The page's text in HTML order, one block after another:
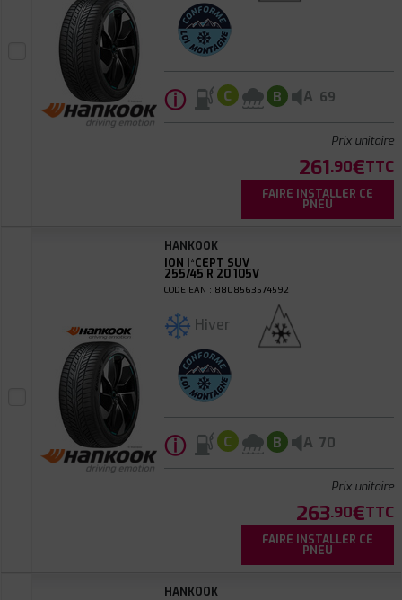
ⓘ C B A 69
Prix unitaire
261.90€TTC
FAIRE INSTALLER CE
PNEU
HANKOOK
ION I*CEPT SUV
255/45 R 20 105V
CODE EAN : 8808563574592
Hiver
ⓘ C B A 70
Prix unitaire
263.90€TTC
FAIRE INSTALLER CE
PNEU
HANKOOK